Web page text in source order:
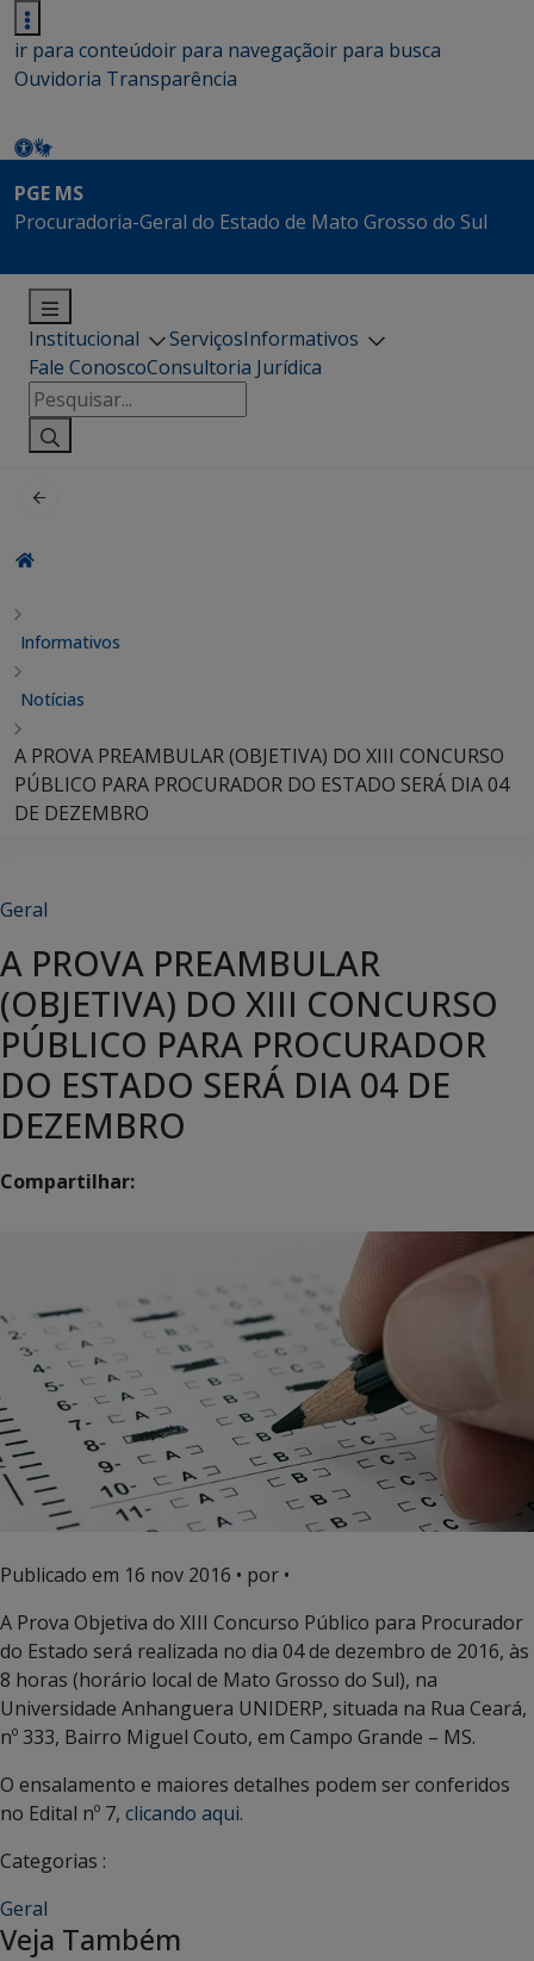
ir para conteúdoir para navegaçãoir para busca
Ouvidoria Transparência
PGE MS
Procuradoria-Geral do Estado de Mato Grosso do Sul
Institucional ServiçosInformativos
Fale ConoscoConsultoria Jurídica
Pesquisar
por:
Informativos
Notícias
A PROVA PREAMBULAR (OBJETIVA) DO XIII CONCURSO
PÚBLICO PARA PROCURADOR DO ESTADO SERÁ DIA 04
DE DEZEMBRO
Geral
A PROVA PREAMBULAR
(OBJETIVA) DO XIII CONCURSO
PÚBLICO PARA PROCURADOR
DO ESTADO SERÁ DIA 04 DE
DEZEMBRO
Compartilhar:
Publicado em 16 nov 2016 • por •
A Prova Objetiva do XIII Concurso Público para Procurador
do Estado será realizada no dia 04 de dezembro de 2016, às
8 horas (horário local de Mato Grosso do Sul), na
Universidade Anhanguera UNIDERP, situada na Rua Ceará,
nº 333, Bairro Miguel Couto, em Campo Grande – MS.
O ensalamento e maiores detalhes podem ser conferidos
no Edital nº 7, clicando aqui.
Categorias :
Geral
Veja Também